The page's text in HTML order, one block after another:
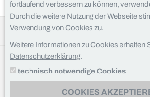
Facebook
Impressum
fortlaufend verbessern zu können,
Durch die weitere Nutzung der Webseite
Verwendung von Cookies zu.
Weitere Informationen zu Cookies erhalten
Datenschutzerklärung.
technisch notwendige Cookies
COOKIES